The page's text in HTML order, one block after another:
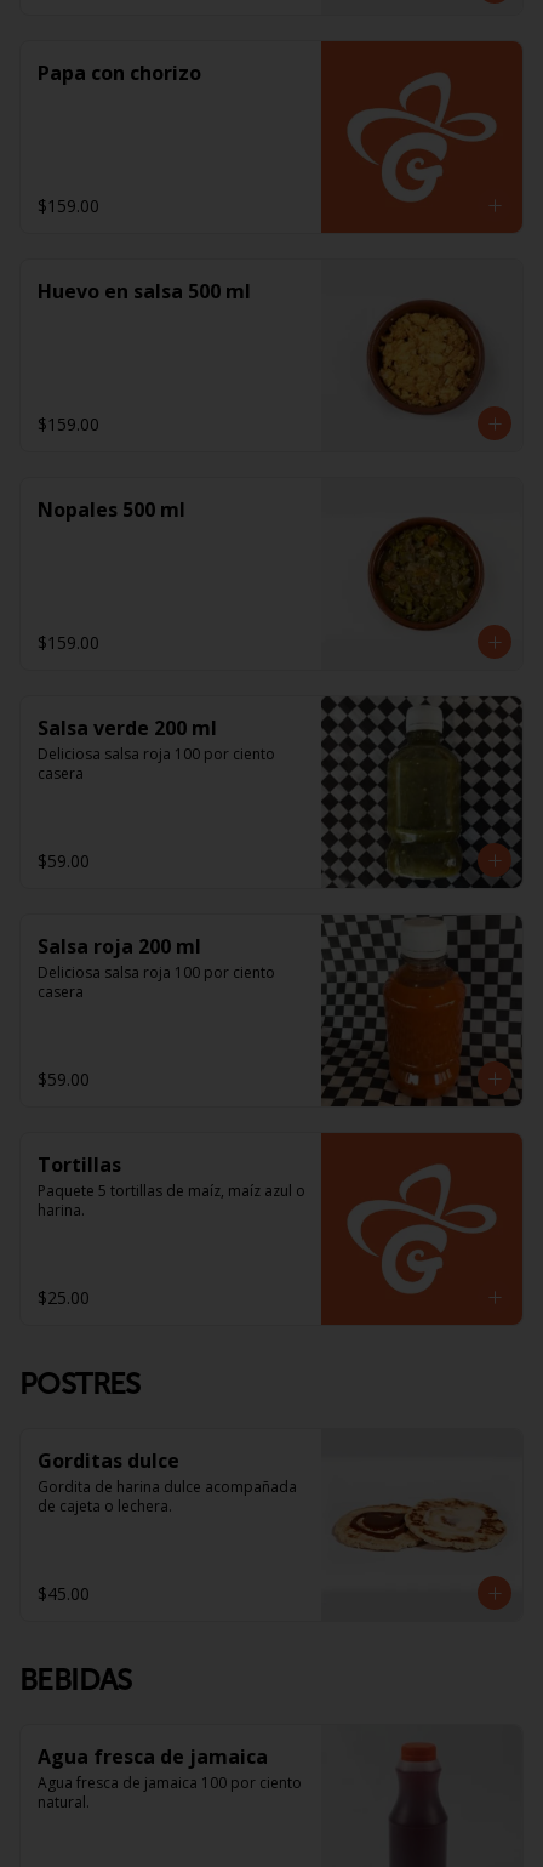
Papa con chorizo
$159.00
Huevo en salsa 500 ml
$159.00
Nopales 500 ml
$159.00
Salsa verde 200 ml
Deliciosa salsa roja 100 por ciento
casera
$59.00
Salsa roja 200 ml
Deliciosa salsa roja 100 por ciento
casera
$59.00
Tortillas
Paquete 5 tortillas de maíz, maíz azul o
harina.
$25.00
POSTRES
Gorditas dulce
Gordita de harina dulce acompañada
de cajeta o lechera.
$45.00
BEBIDAS
Agua fresca de jamaica
Agua fresca de jamaica 100 por ciento
natural.